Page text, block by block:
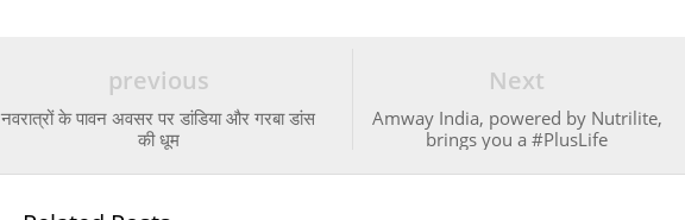
Next
Amway India, powered by Nutrilite,
brings you a #PlusLife
previous
नवरात्रों के पावन अवसर पर डांडिया और गरबा डांस
की धूम